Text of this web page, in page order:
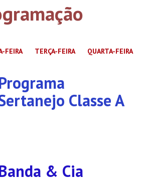
FEIRA TERÇA-FEIRA QUARTA-FEIRA
Classe A
& Cia